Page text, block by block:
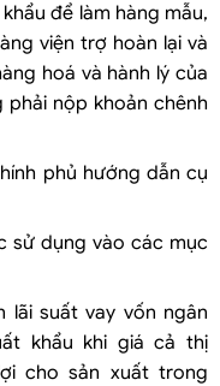
để làm hàng mẫu,
viện trợ hoàn lại và
hoá và hành lý của
nộp khoản chênh
phủ hướng dẫn cụ
sử dụng vào các mục
lãi suất vay vốn ngân
khẩu khi giá cả thị
cho sản xuất trong